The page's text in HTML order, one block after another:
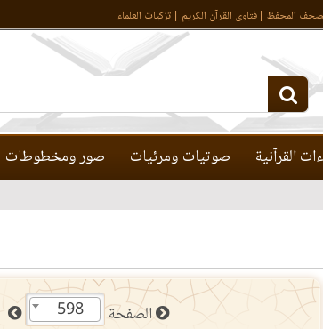
المحفظ فتاوى القرآن الكريم تزكيات العلماء
القرآنية صوتيات ومرئيات صور ومخطوطات
الصفحة 598